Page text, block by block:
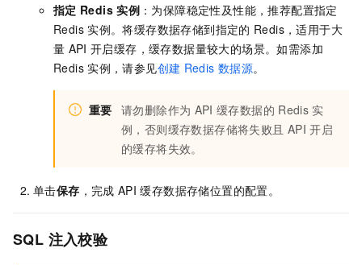
指定 Redis 实例 ：为保障稳定性及性能，推荐配置指定
Redis 实例。将缓存数据存储到指定的 Redis，适用于大
量 API 开启缓存，缓存数据量较大的场景。如需添加
Redis 实例，请参见创建 Redis 数据源。
重要 请勿删除作为 API 缓存数据的 Redis 实
例，否则缓存数据存储将失败且 API 开启
的缓存将失效。
单击保存 ，完成 API 缓存数据存储位置的配置。
SQL 注入校验